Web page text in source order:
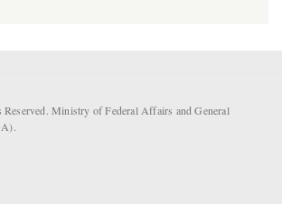
Ministry of Federal Affairs and General